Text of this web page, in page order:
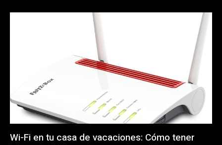
Wi-Fi en tu casa de vacaciones: Cómo tener